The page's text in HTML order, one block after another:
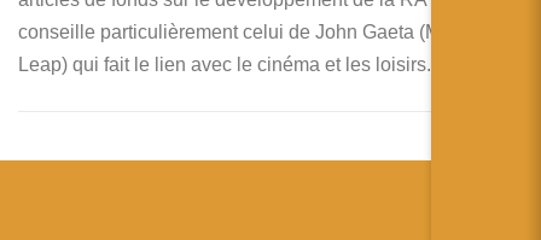
conseille particulièrement celui de John Gaeta (Magic
Leap) qui fait le lien avec le cinéma et les loisirs.